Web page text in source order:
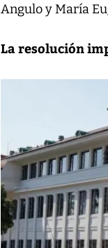
Angulo y María
La resolución